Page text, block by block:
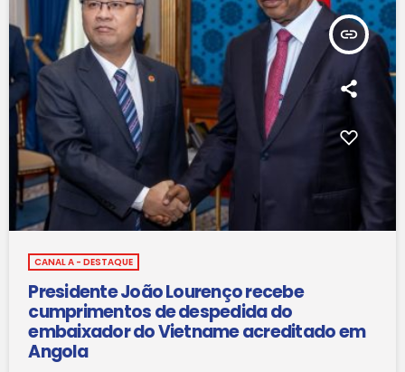
insert_link
CANAL A - DESTAQUE
Presidente João Lourenço recebe
cumprimentos de despedida do
embaixador do Vietname acreditado em
Angola